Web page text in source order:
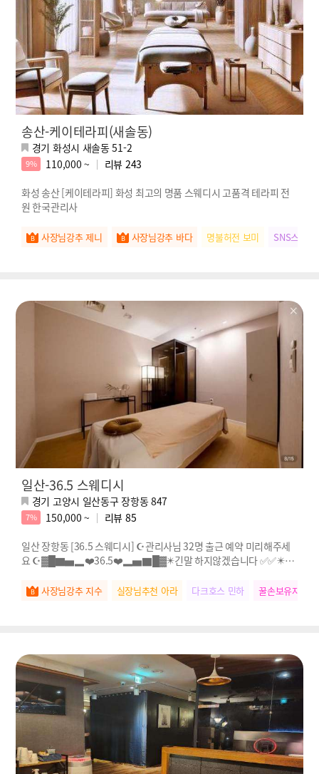
송산-케이테라피(새솔동)
경기 화성시 새솔동 51-2
9% 110,000 ~ 리뷰 243
화성 송산 [케이테라피] 화성 최고의 명품 스웨디시 고품격 테라피 전
원 한국관리사
사장님강추 제니 사장님강추 바다 명불허전 보미 SNS스타
일산-36.5 스웨디시
경기 고양시 일산동구 장항동 847
7% 150,000 ~ 리뷰 85
일산 장항동 [36.5 스웨디시] ☪️관리사님 32명 출근 예약 미리해주세
요 ☪️▓█▇▅▂❤️36.5❤️▂▅▇█▓✴️긴말 하지않겠습니다 ✅️✅️✴️❤️
사장님강추 지수 실장님추천 아라 다크호스 민하 꿀손보유자 승아